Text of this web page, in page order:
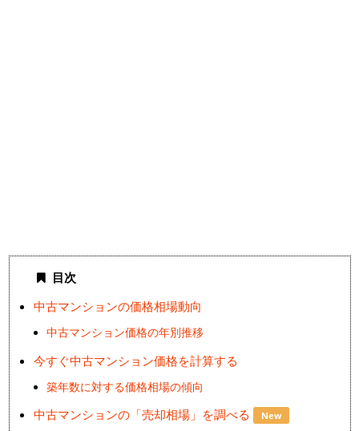
目次
中古マンションの価格相場動向
中古マンション価格の年別推移
今すぐ中古マンション価格を計算する
築年数に対する価格相場の傾向
中古マンションの「売却相場」を調べる New